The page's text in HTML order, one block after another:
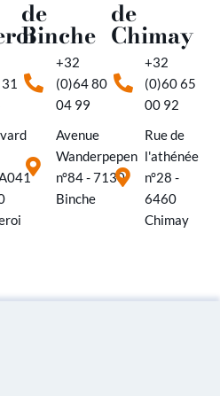
de
Binche
+32
(0)64 80
04 99
Avenue
Wanderpepen
n°84 - 7130
Binche
de
Chimay
+32
(0)60 65
00 92
Rue de
l'athénée
n°28 -
6460
Chimay